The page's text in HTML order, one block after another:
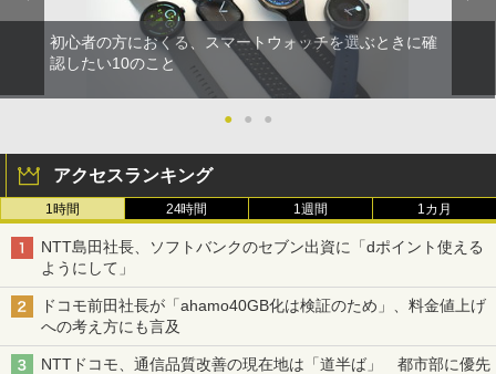
初心者の方におくる、スマートウォッチを選ぶときに確
認したい10のこと
● ● ●
アクセスランキング
1時間 24時間 1週間 1カ月
NTT島田社長、ソフトバンクのセブン出資に「dポイント使える
ようにして」
ドコモ前田社長が「ahamo40GB化は検証のため」、料金値上げ
への考え方にも言及
NTTドコモ、通信品質改善の現在地は「道半ば」 都市部に優先